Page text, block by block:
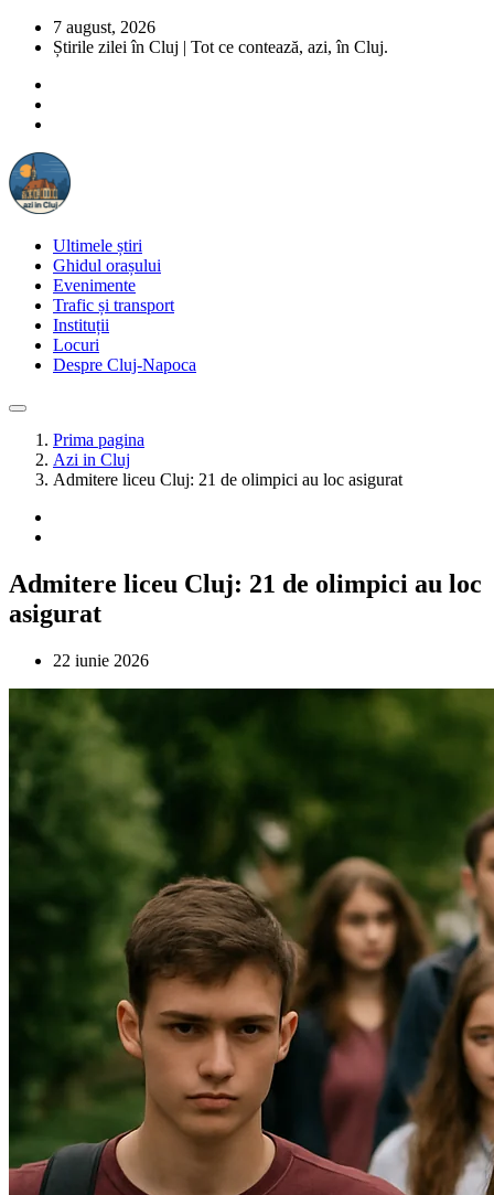
7 august, 2026
Știrile zilei în Cluj | Tot ce contează, azi, în Cluj.
Ultimele știri
Ghidul orașului
Evenimente
Trafic și transport
Instituții
Locuri
Despre Cluj-Napoca
Prima pagina
Azi in Cluj
Admitere liceu Cluj: 21 de olimpici au loc asigurat
Admitere liceu Cluj: 21 de olimpici au loc
asigurat
22 iunie 2026